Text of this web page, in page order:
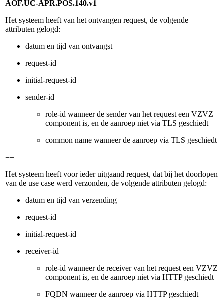
AOF.UC-APR.POS.140.v1
Het systeem heeft van het ontvangen request, de volgende
attributen gelogd:
datum en tijd van ontvangst
request-id
initial-request-id
sender-id
role-id wanneer de sender van het request een VZVZ
component is, en de aanroep niet via TLS geschiedt
common name wanneer de aanroep via TLS geschiedt
==
Het systeem heeft voor ieder uitgaand request, dat bij het doorlopen
van de use case werd verzonden, de volgende attributen gelogd:
datum en tijd van verzending
request-id
initial-request-id
receiver-id
role-id wanneer de receiver van het request een VZVZ
component is, en de aanroep niet via HTTP geschiedt
FQDN wanneer de aanroep via HTTP geschiedt